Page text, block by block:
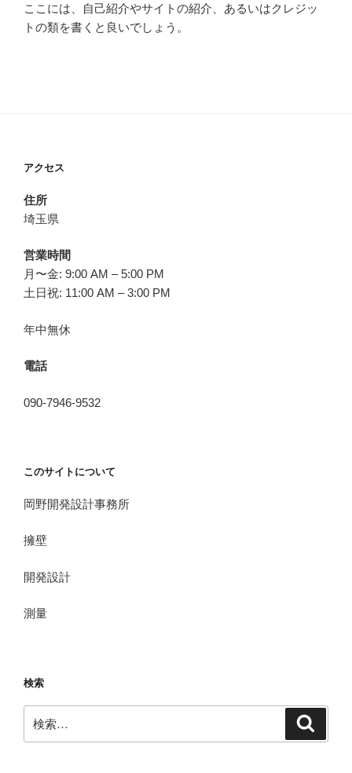
ここには、自己紹介やサイトの紹介、あるいはクレジッ
トの類を書くと良いでしょう。
アクセス
住所
埼玉県
営業時間
月〜金: 9:00 AM – 5:00 PM
土日祝: 11:00 AM – 3:00 PM
年中無休
電話
090-7946-9532
このサイトについて
岡野開発設計事務所
擁壁
開発設計
測量
検索
索: